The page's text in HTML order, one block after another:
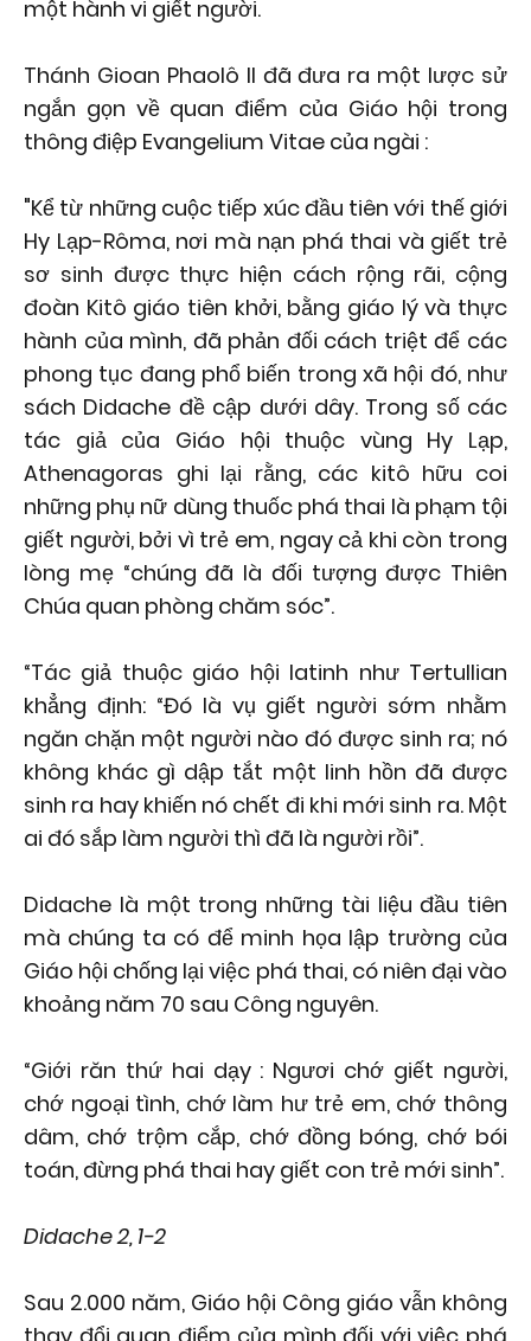
một hành vi giết người.
Thánh Gioan Phaolô II đã đưa ra một lược sử
ngắn gọn về quan điểm của Giáo hội trong
thông điệp Evangelium Vitae của ngài :
"Kể từ những cuộc tiếp xúc đầu tiên với thế giới
Hy Lạp-Rôma, nơi mà nạn phá thai và giết trẻ
sơ sinh được thực hiện cách rộng rãi, cộng
đoàn Kitô giáo tiên khởi, bằng giáo lý và thực
hành của mình, đã phản đối cách triệt để các
phong tục đang phổ biến trong xã hội đó, như
sách Didache đề cập dưới dây. Trong số các
tác giả của Giáo hội thuộc vùng Hy Lạp,
Athenagoras ghi lại rằng, các kitô hữu coi
những phụ nữ dùng thuốc phá thai là phạm tội
giết người, bởi vì trẻ em, ngay cả khi còn trong
lòng mẹ “chúng đã là đối tượng được Thiên
Chúa quan phòng chăm sóc”.
“Tác giả thuộc giáo hội latinh như Tertullian
khẳng định: “Đó là vụ giết người sớm nhằm
ngăn chặn một người nào đó được sinh ra; nó
không khác gì dập tắt một linh hồn đã được
sinh ra hay khiến nó chết đi khi mới sinh ra. Một
ai đó sắp làm người thì đã là người rồi”.
Didache là một trong những tài liệu đầu tiên
mà chúng ta có để minh họa lập trường của
Giáo hội chống lại việc phá thai, có niên đại vào
khoảng năm 70 sau Công nguyên.
“Giới răn thứ hai dạy : Ngươi chớ giết người,
chớ ngoại tình, chớ làm hư trẻ em, chớ thông
dâm, chớ trộm cắp, chớ đồng bóng, chớ bói
toán, đừng phá thai hay giết con trẻ mới sinh”.
Didache 2, 1-2
Sau 2.000 năm, Giáo hội Công giáo vẫn không